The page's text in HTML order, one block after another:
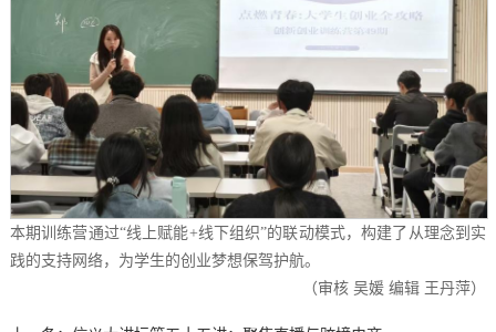
本期训练营通过“线上赋能+线下组织”的联动模式，构建了从理念到实
践的支持网络，为学生的创业梦想保驾护航。
（审核 吴媛 编辑 王丹萍）